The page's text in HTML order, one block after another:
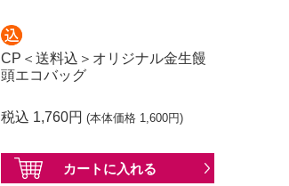
CP＜送料込＞オリジナル金生饅
頭エコバッグ
税込 1,760円 (本体価格 1,600円)
カートに 入れる